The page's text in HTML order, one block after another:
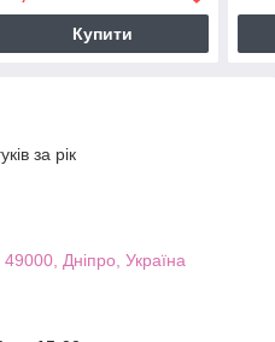
Купити
за рік
Дніпро, Україна